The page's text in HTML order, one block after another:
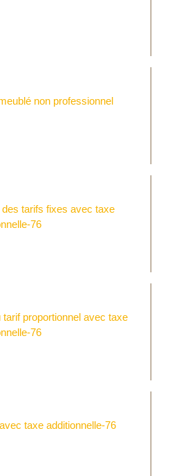
non professionnel
tarifs fixes avec taxe
76
proportionnel avec taxe
76
taxe additionnelle-76